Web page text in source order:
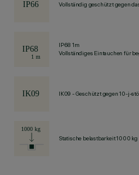
Vollständig geschützt gegen
IP68 1m
Vollständiges Eintauchen für
IK09 - Geschützt gegen 10-j-
Statische belastbarkeit 1000 kg